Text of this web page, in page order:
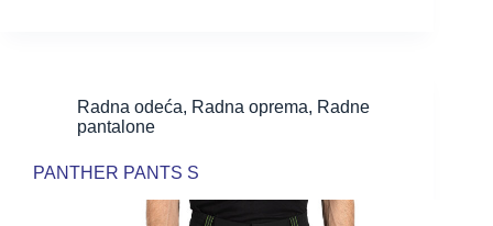
Radna odeća, Radna oprema, Radne
pantalone
PANTHER PANTS S